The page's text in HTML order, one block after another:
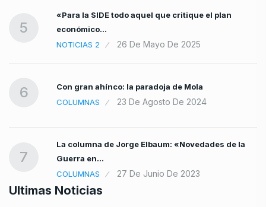
5
«Para la SIDE todo aquel que critique el plan
económico…
NOTICIAS 2
26 De Mayo De 2025
6
Con gran ahínco: la paradoja de Mola
COLUMNAS
23 De Agosto De 2024
7
La columna de Jorge Elbaum: «Novedades de la
Guerra en…
COLUMNAS
27 De Junio De 2023
Ultimas Noticias